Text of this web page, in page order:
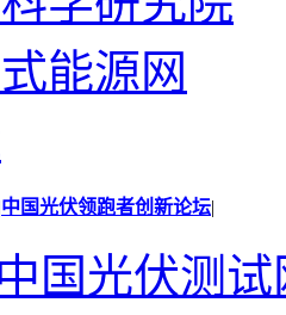
能源网
中国光伏领跑者创新论坛|
国光伏测试